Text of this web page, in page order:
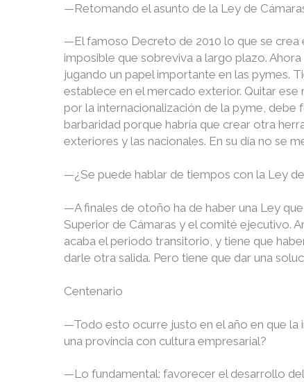
—Retomando el asunto de la Ley de
—El famoso Decreto de 2010 lo que se crea
imposible que sobreviva a largo plazo.
jugando un papel importante en las pymes.
establece en el mercado exterior. Quitar
por la internacionalización de la pyme, debe
barbaridad porque habría que crear otra
exteriores y las nacionales. En su día no se
—¿Se puede hablar de tiempos con la Ley
—A finales de otoño ha de haber una Ley
Superior de Cámaras y el comité ejecutivo.
acaba el periodo transitorio, y tiene que
darle otra salida. Pero tiene que dar una
Centenario
—Todo esto ocurre justo en el año en que la
una provincia con cultura empresarial?
—Lo fundamental: favorecer el desarrollo